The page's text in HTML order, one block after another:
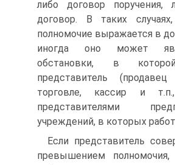
либо договор поручения,
договор. В таких
полномочие выражается в
иногда оно может
обстановки, в
представитель
торговле, кассир и
представителями
учреждений, в которых
Если представитель
превышением